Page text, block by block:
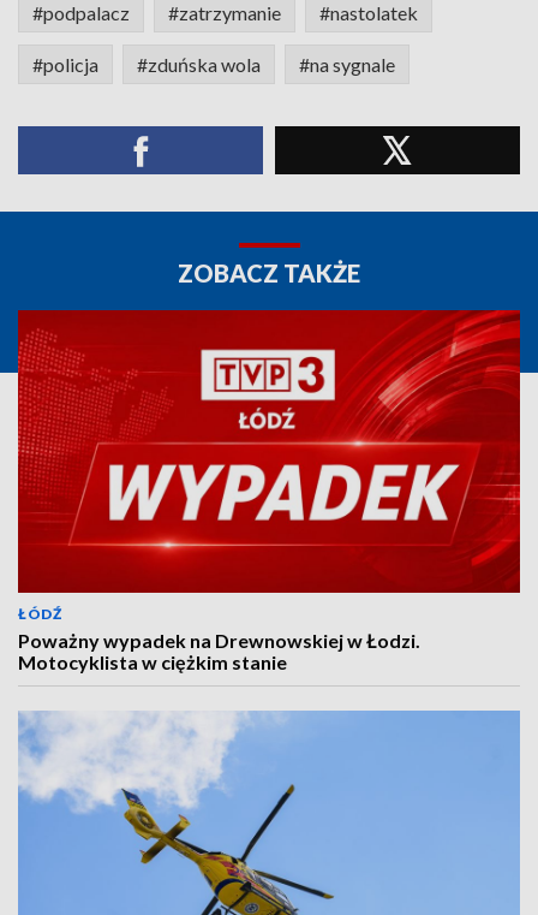
#podpalacz #zatrzymanie #nastolatek
#policja #zduńska wola #na sygnale
ZOBACZ TAKŻE
ŁÓDŹ
Poważny wypadek na Drewnowskiej w Łodzi.
Motocyklista w ciężkim stanie